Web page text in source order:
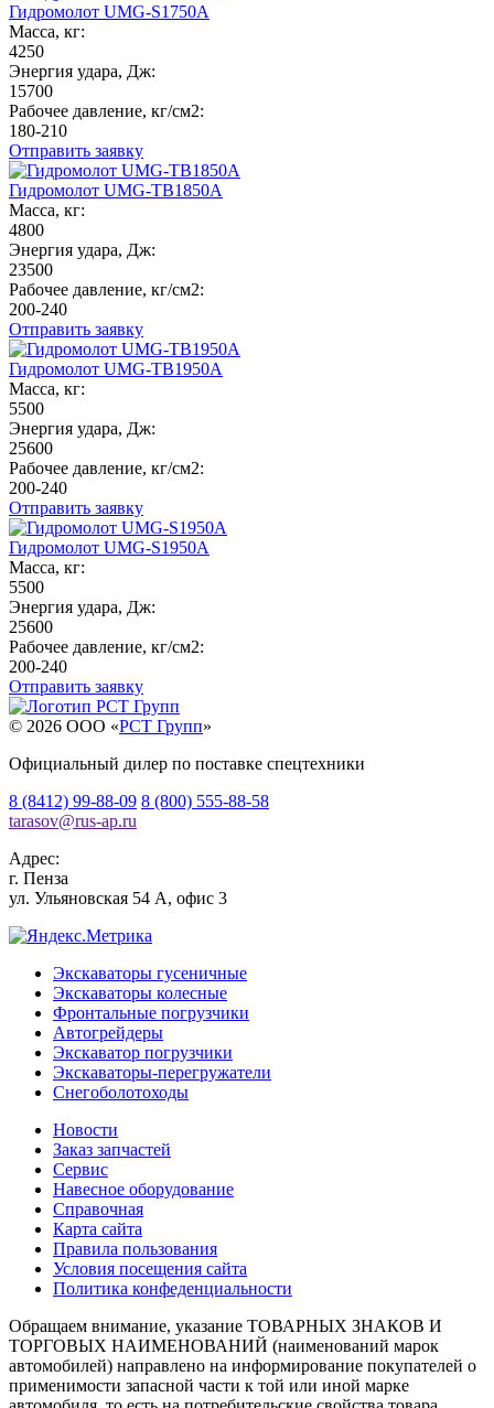
Гидромолот UMG-S1750A
Масса, кг:
4250
Энергия удара, Дж:
15700
Рабочее давление, кг/см2:
180-210
Отправить заявку
Гидромолот UMG-TB1850A
Масса, кг:
4800
Энергия удара, Дж:
23500
Рабочее давление, кг/см2:
200-240
Отправить заявку
Гидромолот UMG-TB1950A
Масса, кг:
5500
Энергия удара, Дж:
25600
Рабочее давление, кг/см2:
200-240
Отправить заявку
Гидромолот UMG-S1950A
Масса, кг:
5500
Энергия удара, Дж:
25600
Рабочее давление, кг/см2:
200-240
Отправить заявку
© 2026 OOO «РСТ Групп»
Официальный дилер по поставке спецтехники
8 (8412) 99-88-09 8 (800) 555-88-58
tarasov@rus-ap.ru
Адрес:
г. Пенза
ул. Ульяновская 54 А, офис 3
Экскаваторы гусеничные
Экскаваторы колесные
Фронтальные погрузчики
Автогрейдеры
Экскаватор погрузчики
Экскаваторы-перегружатели
Снегоболотоходы
Новости
Заказ запчастей
Сервис
Навесное оборудование
Справочная
Карта сайта
Правила пользования
Условия посещения сайта
Политика конфеденциальности
Обращаем внимание, указание ТОВАРНЫХ ЗНАКОВ И
ТОРГОВЫХ НАИМЕНОВАНИЙ (наименований марок
автомобилей) направлено на информирование покупателей о
применимости запасной части к той или иной марке